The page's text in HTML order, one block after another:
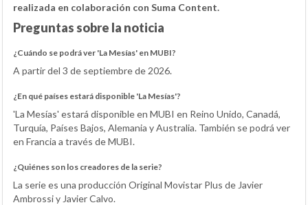
realizada en colaboración con Suma Content.
Preguntas sobre la noticia
¿Cuándo se podrá ver 'La Mesías' en MUBI?
A partir del 3 de septiembre de 2026.
¿En qué países estará disponible 'La Mesías'?
'La Mesías' estará disponible en MUBI en Reino Unido, Canadá,
Turquía, Países Bajos, Alemania y Australia. También se podrá ver
en Francia a través de MUBI.
¿Quiénes son los creadores de la serie?
La serie es una producción Original Movistar Plus de Javier
Ambrossi y Javier Calvo.